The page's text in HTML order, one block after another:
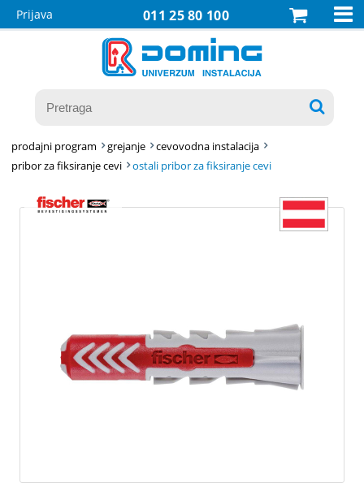
011 25 80 100
Prijava 

prodajni program grejanje
cevovodna instalacija
pribor za fiksiranje cevi
ostali pribor za fiksiranje cevi